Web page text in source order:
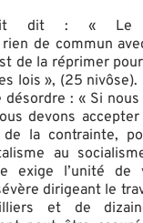
dit : « Le
de commun
de la réprimer
lois », (25 nivôse).
: « Si
devons
de la contrainte,
au
exige l’unité de
dirigeant le
et de